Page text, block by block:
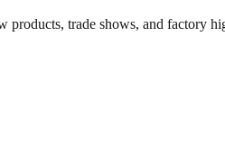
products, trade shows, and factory